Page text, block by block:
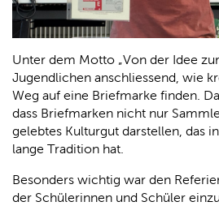
Unter dem Motto „Von der Idee
Jugendlichen anschliessend, wie
Weg auf eine Briefmarke finden.
dass Briefmarken nicht nur
gelebtes Kulturgut darstellen, das
lange Tradition hat.
Besonders wichtig war den
der Schülerinnen und Schüler